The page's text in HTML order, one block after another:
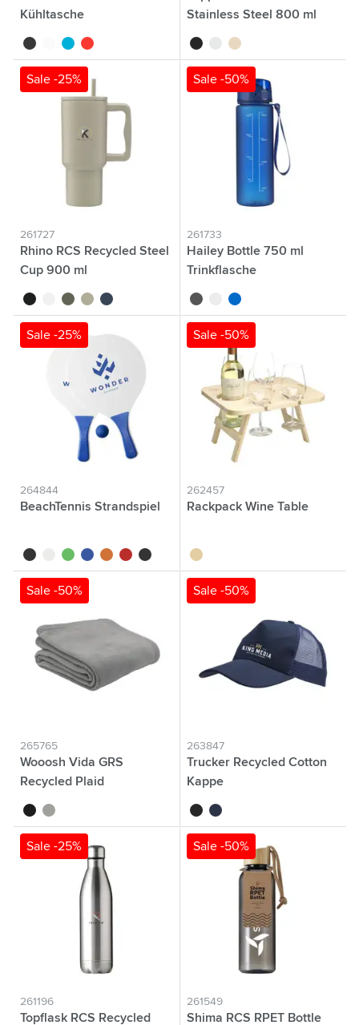
Kühltasche
noir blancbleu rouge
Stainless Steel 800 ml
single wall
noir blancbeige
Sale -25%
261727
Rhino RCS Recycled Steel
Cup 900 ml
noir blancvert beigebleu marine
Sale -50%
261733
Hailey Bottle 750 ml
Trinkflasche
noir blancbleu
Sale -25%
264844
BeachTennis Strandspiel
noir blancvert bleu orangerougenoir/noir
Sale -50%
262457
Rackpack Wine Table
brun bois
Sale -50%
265765
Wooosh Vida GRS
Recycled Plaid
noir gris
Sale -50%
263847
Trucker Recycled Cotton
Kappe
noir bleu marine
Sale -25%
261196
Topflask RCS Recycled
Sale -50%
261549
Shima RCS RPET Bottle